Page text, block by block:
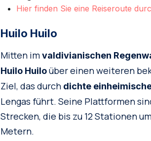
Hier finden Sie eine Reiseroute
Huilo Huilo
Mitten imvaldivianischen
Huilo Huiloüber einen weiteren
Ziel, das durch dichte
Lengas führt. Seine Plattformen
Strecken, die bis zu 12 Stationen
Metern.